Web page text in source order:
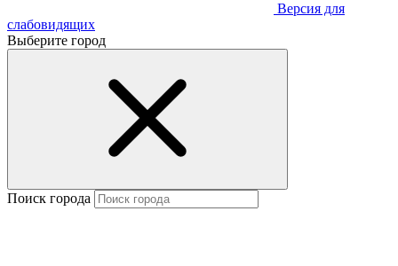
Версия для
слабовидящих
Выберите город
Поиск города